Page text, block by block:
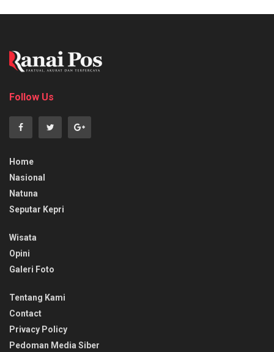
Follow Us
Home
Nasional
Natuna
Seputar Kepri
Wisata
Opini
Galeri Foto
Tentang Kami
Contact
Privacy Policy
Pedoman Media Siber